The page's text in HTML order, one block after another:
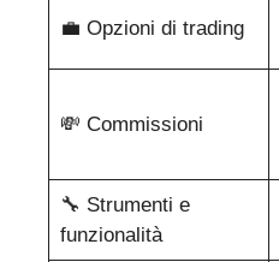
💼 Opzioni di trading
💸 Commissioni
🔧 Strumenti e
funzionalità